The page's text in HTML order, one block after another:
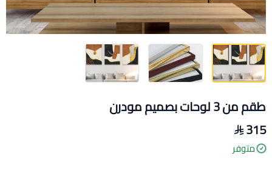
طقم من 3 لوحات بصميم مودرن
315
متوفر